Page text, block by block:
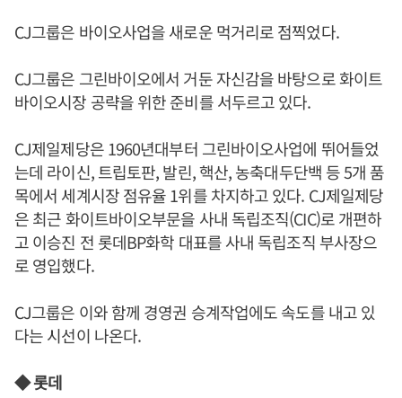
CJ그룹은 바이오사업을 새로운 먹거리로 점찍었다.
CJ그룹은 그린바이오에서 거둔 자신감을 바탕으로 화이트
바이오시장 공략을 위한 준비를 서두르고 있다.
CJ제일제당은 1960년대부터 그린바이오사업에 뛰어들었
는데 라이신, 트립토판, 발린, 핵산, 농축대두단백 등 5개 품
목에서 세계시장 점유율 1위를 차지하고 있다. CJ제일제당
은 최근 화이트바이오부문을 사내 독립조직(CIC)로 개편하
고 이승진 전 롯데BP화학 대표를 사내 독립조직 부사장으
로 영입했다.
CJ그룹은 이와 함께 경영권 승계작업에도 속도를 내고 있
다는 시선이 나온다.
◆ 롯데